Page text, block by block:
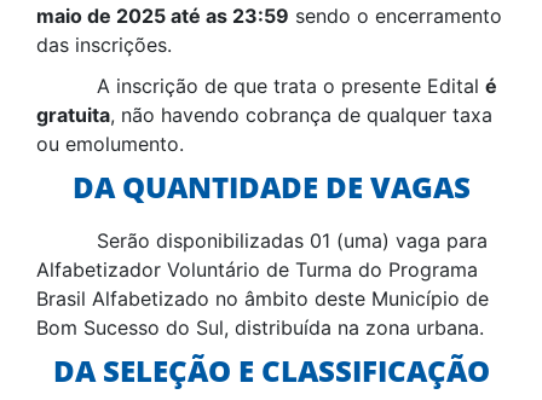
maio de 2025 até as 23:59 sendo o encerramento
das inscrições.
A inscrição de que trata o presente Edital é
gratuita, não havendo cobrança de qualquer taxa
ou emolumento.
DA QUANTIDADE DE VAGAS
Serão disponibilizadas 01 (uma) vaga para
Alfabetizador Voluntário de Turma do Programa
Brasil Alfabetizado no âmbito deste Município de
Bom Sucesso do Sul, distribuída na zona urbana.
DA SELEÇÃO E CLASSIFICAÇÃO